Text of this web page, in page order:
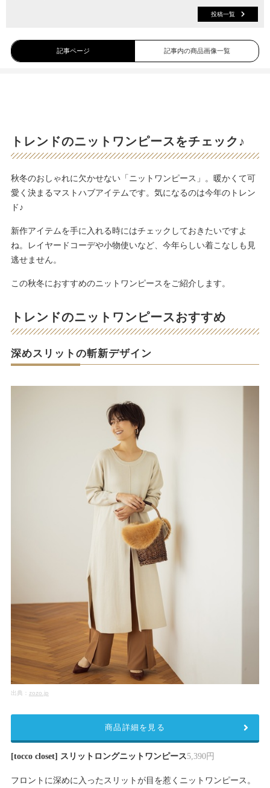
投稿一覧
記事ページ 記事内の商品画像一覧
トレンドのニットワンピースをチェック♪
秋冬のおしゃれに欠かせない「ニットワンピース」。暖かくて可
愛く決まるマストハブアイテムです。気になるのは今年のトレン
ド♪
新作アイテムを手に入れる時にはチェックしておきたいですよ
ね。レイヤードコーデや小物使いなど、今年らしい着こなしも見
逃せません。
この秋冬におすすめのニットワンピースをご紹介します。
トレンドのニットワンピースおすすめ
深めスリットの斬新デザイン
出典： zozo.jp
[tocco closet] スリットロングニットワンピース5,390円
フロントに深めに入ったスリットが目を惹くニットワンピース。
商品詳細を見る